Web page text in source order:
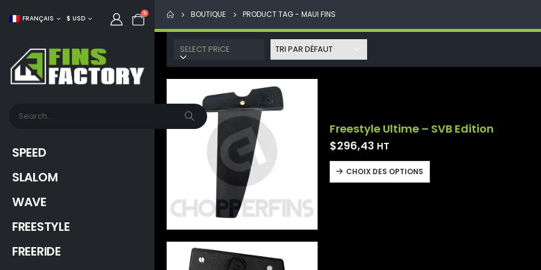
FRANÇAIS $ USD
0
SPEED
SLALOM
WAVE
FREESTYLE
FREERIDE
BOUTIQUE PRODUCT TAG - MAUI FINS
SELECT PRICE
Freestyle Ultime – SVB Edition
$296,43 HT
CHOIX DES OPTIONS